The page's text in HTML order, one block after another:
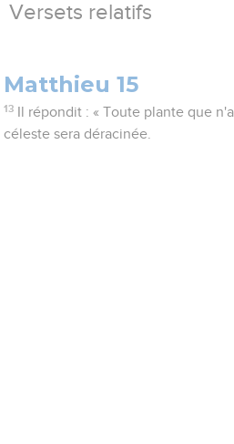
Versets relatifs
Matthieu 15
13
Il répondit : « Toute plante que
céleste sera déracinée.